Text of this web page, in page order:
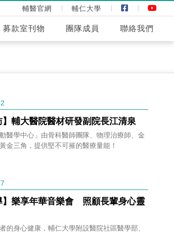
輔醫官網 輔仁大學
募款室刊物 團隊成員 聯絡我們
】輔大醫院醫材研發副院長江清泉
動醫學中心」由骨科醫師團隊、物理治療師、金
金三角，提供堅不可摧的醫療量能！
】樂享年華音樂會 照顧長輩身心靈
的身心健康，輔仁大學附設醫院社區醫學部、